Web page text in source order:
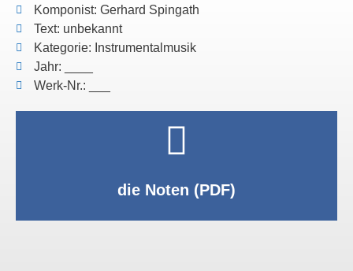
Komponist: Gerhard Spingath
Text: unbekannt
Kategorie: Instrumentalmusik
Jahr: ____
Werk-Nr.: ___
die Noten (PDF)